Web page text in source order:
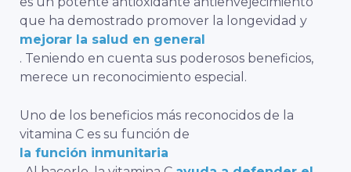
que ha demostrado promover la longevidad y
mejorar la salud en general
. Teniendo en cuenta sus poderosos beneficios,
merece un reconocimiento especial.
Uno de los beneficios más reconocidos de la
vitamina C es su función de
la función inmunitaria